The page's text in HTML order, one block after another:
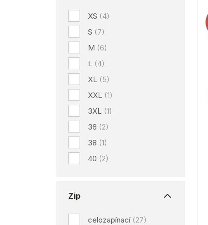
XS (4)
S (7)
M (6)
L (4)
XL (5)
XXL (1)
3XL (1)
36 (2)
38 (1)
40 (2)
Zip
celozapínací (27)